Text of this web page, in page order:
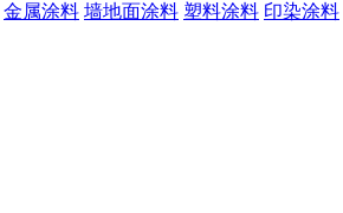
金属涂料 墙地面涂料 塑料涂料 印染涂料